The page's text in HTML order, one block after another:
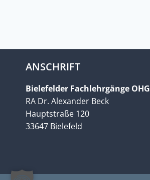
ANSCHRIFT
Bielefelder Fachlehrgänge OHG
RA Dr. Alexander Beck
Hauptstraße 120
33647 Bielefeld